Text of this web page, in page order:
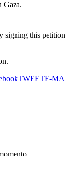
Gaza.
signing this
TWEETE-